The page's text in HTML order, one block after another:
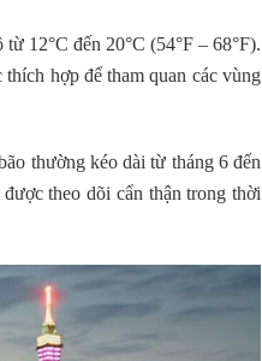
12°C đến 20°C (54°F – 68°F).
hợp để tham quan các vùng
thường kéo dài từ tháng 6 đến
theo dõi cẩn thận trong thời